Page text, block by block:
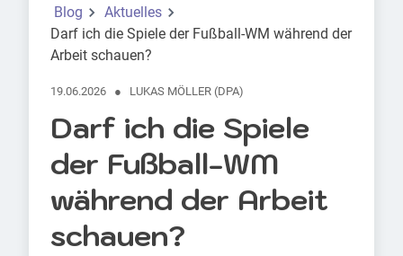
Foto: Canva | pixelshot
Blog
Aktuelles
Darf ich die Spiele der Fußball-WM während der
Arbeit schauen?
19.06.2026 ● LUKAS MÖLLER (DPA)
Darf ich die Spiele
der Fußball-WM
während der Arbeit
schauen?